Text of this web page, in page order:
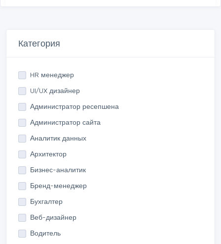
Категория
HR менеджер
UI/UX дизайнер
Администратор ресепшена
Администратор сайта
Аналитик данных
Архитектор
Бизнес-аналитик
Бренд-менеджер
Бухгалтер
Веб-дизайнер
Водитель